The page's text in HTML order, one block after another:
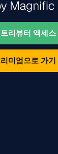
리뷰터 액세스
미엄으로 가기